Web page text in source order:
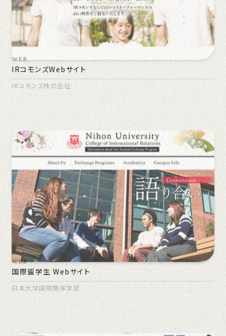
WEB
IRコモンズWebサイト
IRコモンズ株式会社
WEB
国際留学生 Webサイト
日本大学国際関係学部